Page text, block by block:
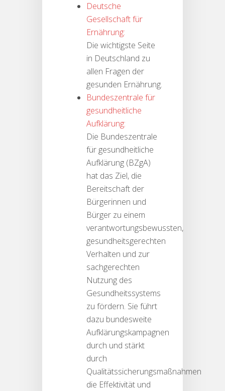
Deutsche
Gesellschaft für
Ernährung:
Die wichtigste Seite
in Deutschland zu
allen Fragen der
gesunden Ernährung.
Bundeszentrale für
gesundheitliche
Aufklärung:
Die Bundeszentrale
für gesundheitliche
Aufklärung (BZgA)
hat das Ziel, die
Bereitschaft der
Bürgerinnen und
Bürger zu einem
verantwortungsbewussten,
gesundheitsgerechten
Verhalten und zur
sachgerechten
Nutzung des
Gesundheitssystems
zu fördern. Sie führt
dazu bundesweite
Aufklärungskampagnen
durch und stärkt
durch
Qualitätssicherungsmaßnahmen
die Effektivität und